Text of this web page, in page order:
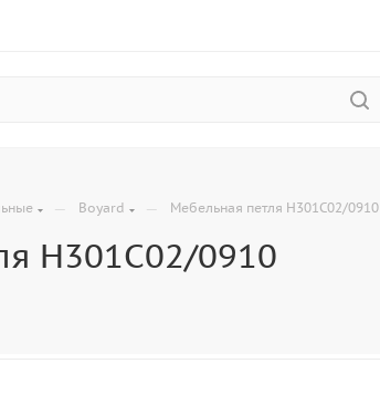
— Boyard — Мебельная петля H301C02/0910
H301C02/0910